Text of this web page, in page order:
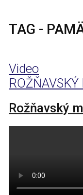
TAG -
Video
Rožňavský